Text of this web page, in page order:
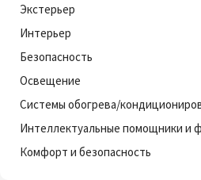
Экстерьер
Интерьер
Безопасность
Освещение
Системы обогрева/
Интеллектуальные помощники и
Комфорт и безопасность